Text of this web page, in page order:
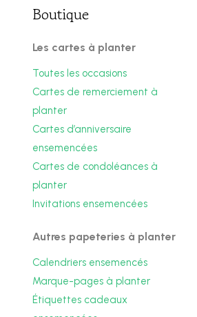
Boutique
Les cartes à planter
Toutes les occasions
Cartes de remerciement à
planter
Cartes d’anniversaire
ensemencées
Cartes de condoléances à
planter
Invitations ensemencées
Autres papeteries à planter
Calendriers ensemencés
Marque-pages à planter
Étiquettes cadeaux